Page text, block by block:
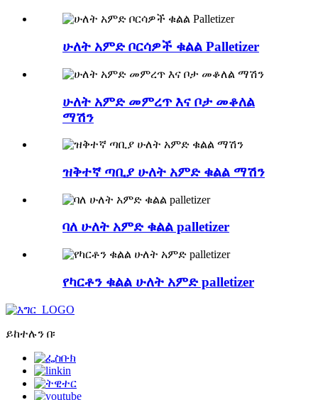
ሁለት አምድ ቦርሳዎች ቁልል Palletizer
ሁለት አምድ መምረጥ እና ቦታ መቆለል
ማሽን
ዝቅተኛ ጣቢያ ሁለት አምድ ቁልል ማሽን
ባለ ሁለት አምድ ቁልል palletizer
የካርቶን ቁልል ሁለት አምድ palletizer
ይከተሉን በ፡